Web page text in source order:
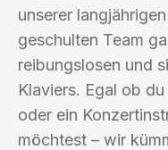
unserer
geschulten Team
reibungslosen und
Klaviers. Egal ob du
oder ein
möchtest – wir